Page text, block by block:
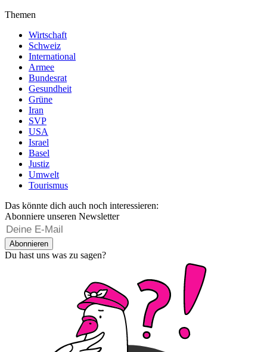
Themen
Wirtschaft
Schweiz
International
Armee
Bundesrat
Gesundheit
Grüne
Iran
SVP
USA
Israel
Basel
Justiz
Umwelt
Tourismus
Das könnte dich auch noch interessieren:
Abonniere unseren Newsletter
Abonnieren
Du hast uns was zu sagen?